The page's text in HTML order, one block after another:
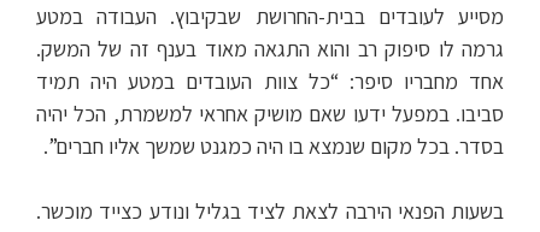
מסייע לעובדים בבית-החרושת שבקיבוץ. העבודה במטע
גרמה לו סיפוק רב והוא התגאה מאוד בענף זה של המשק.
אחד מחבריו סיפר: “כל צוות העובדים במטע היה תמיד
סביבו. במפעל ידעו שאם מושיק אחראי למשמרת, הכל יהיה
בסדר. בכל מקום שנמצא בו היה כמגנט שמשך אליו חברים”.
בשעות הפנאי הירבה לצאת לציד בגליל ונודע כצייד מוכשר.